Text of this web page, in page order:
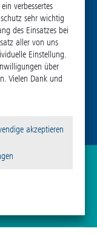
verbessertes
sehr wichtig
des Einsatzes bei
aller von uns
Einstellung.
über
Vielen Dank und
akzeptieren